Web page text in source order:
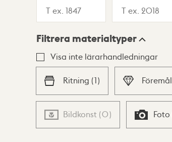
Lista Karta
Filtrera materialtyper
Visa inte lärarhandledningar
Ritning (1) Föremål
Bildkonst (0) Foto